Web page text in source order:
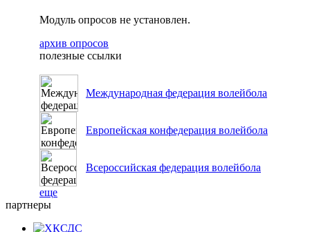
Модуль опросов не установлен.
архив опросов
полезные ссылки
Международная федерация волейбола
Европейская конфедерация волейбола
Всероссийская федерация волейбола
еще
партнеры